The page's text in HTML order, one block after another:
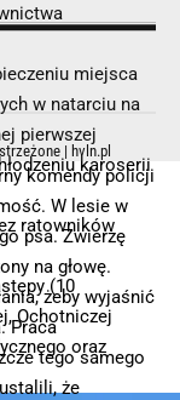
miejsca
w natarciu na
pierwszej
karoserii
ratowników
(10
Ochotniczej
oraz
komendy policji
W lesie w
psa. Zwierzę
na głowę.
żeby wyjaśnić
Praca
tego samego
że
| hvln.pl